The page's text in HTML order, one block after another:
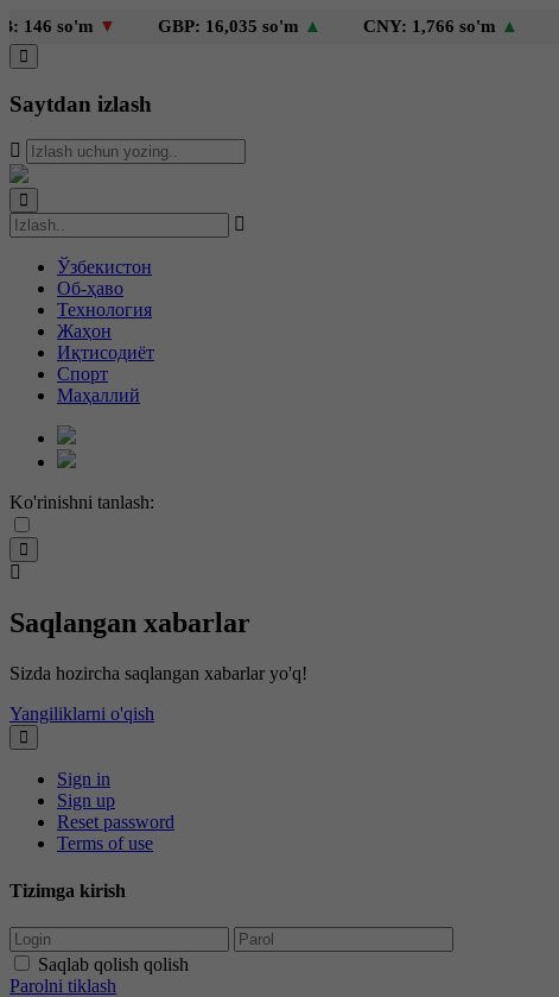
▼ GBP: 16,035 so'm▲ CNY: 1,766 so'm▲ KZT:
Saytdan izlash
Ўзбекистон
Об-ҳаво
Технология
Жаҳон
Иқтисодиёт
Спорт
Маҳаллий
Ko'rinishni tanlash:
Saqlangan xabarlar
Sizda hozircha saqlangan xabarlar yo'q!
Yangiliklarni o'qish
Sign in
Sign up
Reset password
Terms of use
Tizimga kirish
Saqlab qolish qolish
Parolni tiklash